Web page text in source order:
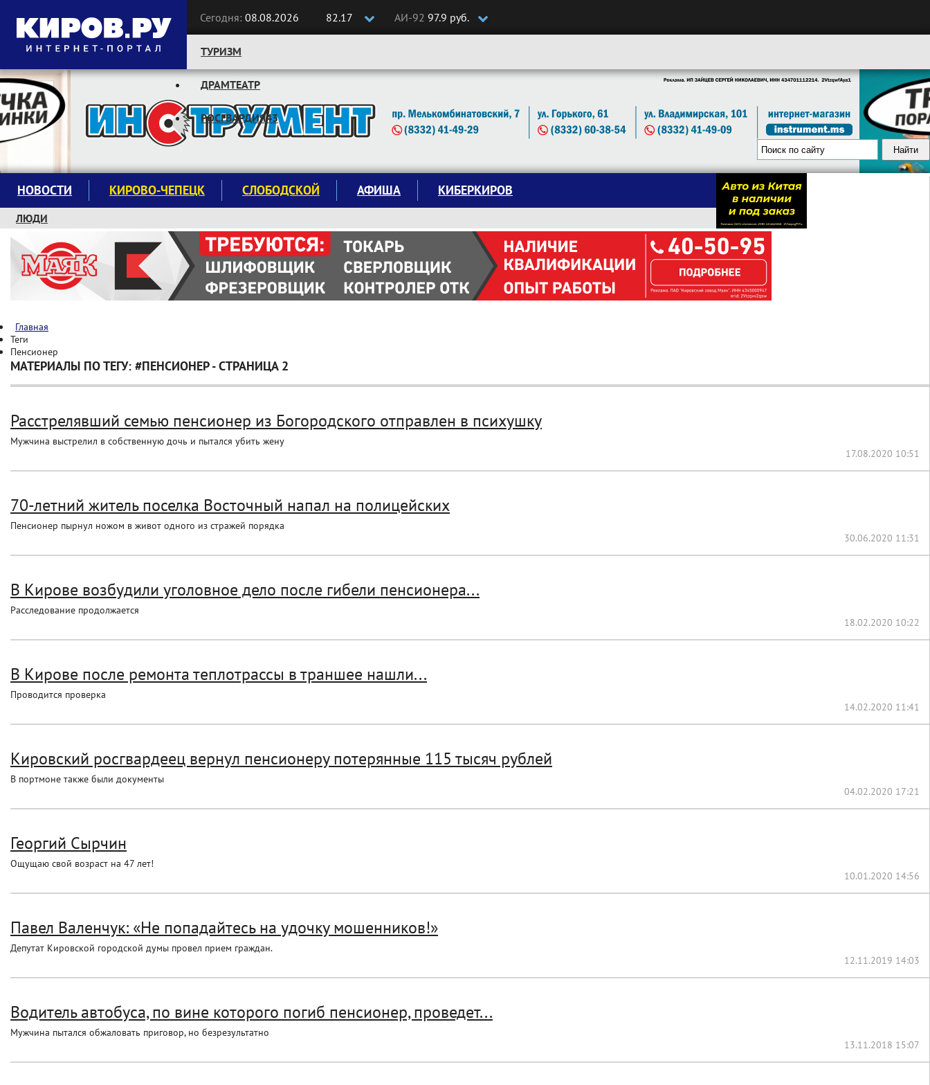
Сегодня: 08.08.2026 82.17 АИ-92 97.9 руб.
Следите за новостями:
ТУРИЗМ
ДРАМТЕАТР
РОСГВАРДИЯ43
НОВОСТИ КИРОВО-ЧЕПЕЦК СЛОБОДСКОЙ АФИША КИБЕРКИРОВ
ЛЮДИ
КРУЖКИ И СЕКЦИИ
ЗАВОДУ "МАЯК" 85 ЛЕТ
ЭКОЛОГИЯ
Главная
Теги
Пенсионер
МАТЕРИАЛЫ ПО ТЕГУ: #ПЕНСИОНЕР - СТРАНИЦА 2
Расстрелявший семью пенсионер из Богородского отправлен в психушку
Мужчина выстрелил в собственную дочь и пытался убить жену
17.08.2020 10:51
70-летний житель поселка Восточный напал на полицейских
Пенсионер пырнул ножом в живот одного из стражей порядка
30.06.2020 11:31
В Кирове возбудили уголовное дело после гибели пенсионера...
Расследование продолжается
18.02.2020 10:22
В Кирове после ремонта теплотрассы в траншее нашли...
Проводится проверка
14.02.2020 11:41
Кировский росгвардеец вернул пенсионеру потерянные 115 тысяч рублей
В портмоне также были документы
04.02.2020 17:21
Георгий Сырчин
Ощущаю свой возраст на 47 лет!
10.01.2020 14:56
Павел Валенчук: «Не попадайтесь на удочку мошенников!»
Депутат Кировской городской думы провел прием граждан.
12.11.2019 14:03
Водитель автобуса, по вине которого погиб пенсионер, проведет...
Мужчина пытался обжаловать приговор, но безрезультатно
13.11.2018 15:07